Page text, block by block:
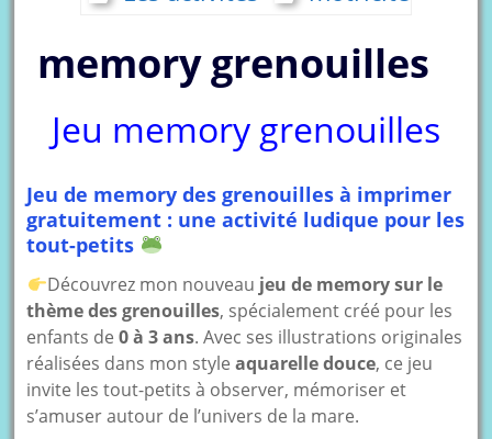
memory grenouilles
Jeu memory grenouilles
Jeu de memory des grenouilles à imprimer
gratuitement : une activité ludique pour les
tout-petits
Découvrez mon nouveau jeu de memory sur le
thème des grenouilles, spécialement créé pour les
enfants de0 à 3 ans. Avec ses illustrations originales
réalisées dans mon styleaquarelle douce, ce jeu
invite les tout-petits à observer, mémoriser et
s’amuser autour de l’univers de la mare.